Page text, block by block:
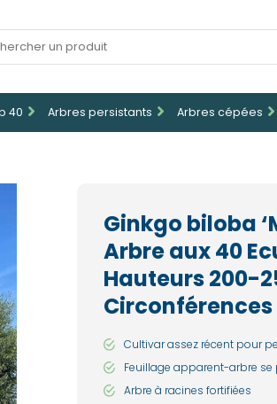
40 Arbres persistants Arbres cépées
Ginkgo biloba
Arbre aux 40
Hauteurs 200-
Circonférences
Cultivar assez récent pour
Feuillage apparent-arbre
Arbre à racines fortifiées